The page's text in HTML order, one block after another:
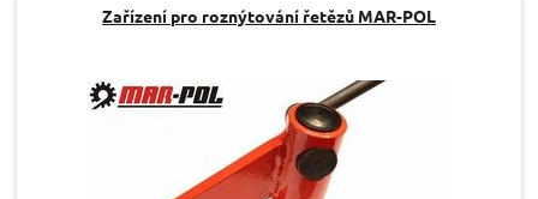
Zařízení pro roznýtování řetězů MAR-POL